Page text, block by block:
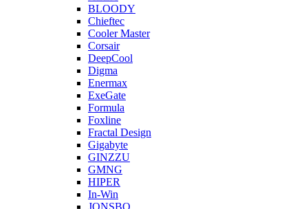
BLOODY
Chieftec
Cooler Master
Corsair
DeepCool
Digma
Enermax
ExeGate
Formula
Foxline
Fractal Design
Gigabyte
GINZZU
GMNG
HIPER
In-Win